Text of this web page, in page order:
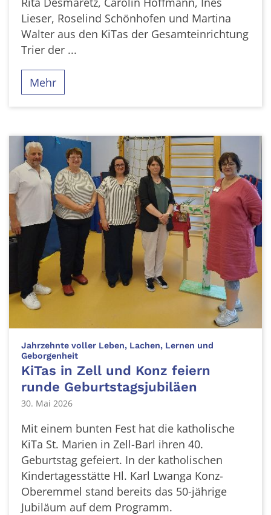
Lieser, Roselind Schönhofen und Martina
Walter aus den KiTas der Gesamteinrichtung
Trier der ...
Mehr
Jahrzehnte voller Leben, Lachen, Lernen und
Geborgenheit:
KiTas in Zell und Konz feiern
runde Geburtstagsjubiläen
30. Mai 2026
Mit einem bunten Fest hat die katholische
KiTa St. Marien in Zell-Barl ihren 40.
Geburtstag gefeiert. In der katholischen
Kindertagesstätte Hl. Karl Lwanga Konz-
Oberemmel stand bereits das 50-jährige
Jubiläum auf dem Programm.